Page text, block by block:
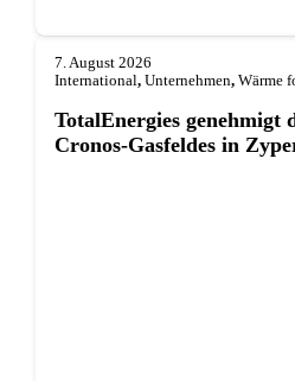
7. August 2026
International, Unternehmen, Wärme
TotalEnergies genehmigt
Cronos-Gasfeldes in